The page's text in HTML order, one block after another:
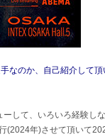
なのか、自己紹介して頂
して、いろいろ経験し
(2024年)させて頂いて